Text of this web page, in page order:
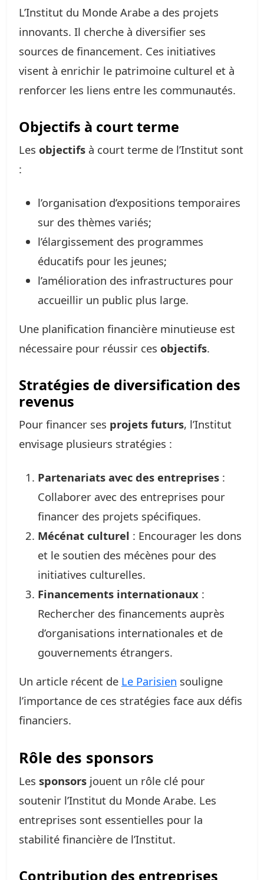
L’Institut du Monde Arabe a des projets
innovants. Il cherche à diversifier ses
sources de financement. Ces initiatives
visent à enrichir le patrimoine culturel et à
renforcer les liens entre les communautés.
Objectifs à court terme
Les objectifs à court terme de l’Institut sont
:
l’organisation d’expositions temporaires
sur des thèmes variés;
l’élargissement des programmes
éducatifs pour les jeunes;
l’amélioration des infrastructures pour
accueillir un public plus large.
Une planification financière minutieuse est
nécessaire pour réussir ces objectifs.
Stratégies de diversification des
revenus
Pour financer ses projets futurs, l’Institut
envisage plusieurs stratégies :
Partenariats avec des entreprises :
Collaborer avec des entreprises pour
financer des projets spécifiques.
Mécénat culturel : Encourager les dons
et le soutien des mécènes pour des
initiatives culturelles.
Financements internationaux :
Rechercher des financements auprès
d’organisations internationales et de
gouvernements étrangers.
Un article récent de Le Parisien souligne
l’importance de ces stratégies face aux défis
financiers.
Rôle des sponsors
Les sponsors jouent un rôle clé pour
soutenir l’Institut du Monde Arabe. Les
entreprises sont essentielles pour la
stabilité financière de l’Institut.
Contribution des entreprises